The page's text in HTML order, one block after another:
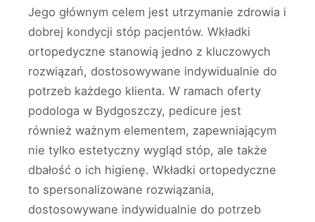
Jego głównym celem jest utrzymanie zdrowia i
dobrej kondycji stóp pacjentów. Wkładki
ortopedyczne stanowią jedno z kluczowych
rozwiązań, dostosowywane indywidualnie do
potrzeb każdego klienta. W ramach oferty
podologa w Bydgoszczy, pedicure jest
również ważnym elementem, zapewniającym
nie tylko estetyczny wygląd stóp, ale także
dbałość o ich higienę. Wkładki ortopedyczne
to spersonalizowane rozwiązania,
dostosowywane indywidualnie do potrzeb